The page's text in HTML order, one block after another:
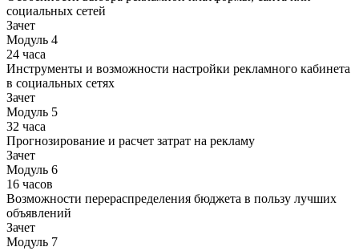
социальных сетей
Зачет
Модуль 4
24 часа
Инструменты и возможности настройки рекламного кабинета
в социальных сетях
Зачет
Модуль 5
32 часа
Прогнозирование и расчет затрат на рекламу
Зачет
Модуль 6
16 часов
Возможности перераспределения бюджета в пользу лучших
объявлений
Зачет
Модуль 7